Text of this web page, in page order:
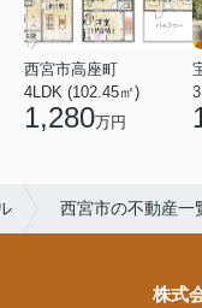
西宮市高座町
4LDK (102.45㎡)
1,280万円
西宮市の不動産一
株式